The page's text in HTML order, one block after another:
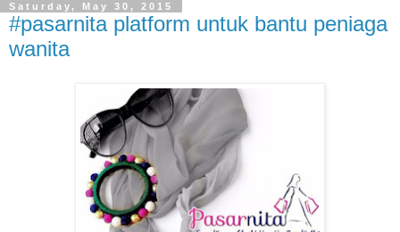
Saturday, May 30, 2015
#pasarnita platform untuk bantu peniaga
wanita